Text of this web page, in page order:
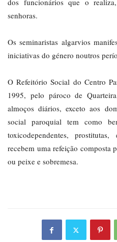
dos funcionários que o
senhoras.
Os seminaristas algarvios
iniciativas do género noutros
O Refeitório Social do Centro
1995, pelo pároco de
almoços diários, exceto aos
social paroquial tem como
toxicodependentes,
recebem uma refeição composta
ou peixe e sobremesa.